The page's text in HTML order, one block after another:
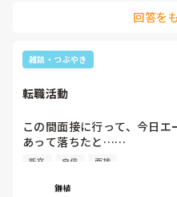
回答を
雑談・つぶやき
転職活動
この間面接に行って、今日
あって落ちたと……
えー…そっかぁ……
（その気持ちの持ちようが悪
新卒 自信 面接
鎌植